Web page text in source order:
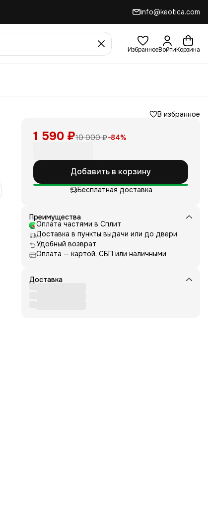
info@keotica.com
ИзбранноеВойтиКорзина
В избранное
1 590 ₽10 000 ₽−84%
Добавить в корзину
Бесплатная доставка
Преимущества
Оплата частями в Сплит
Доставка в пункты выдачи или до двери
Удобный возврат
Оплата — картой, СБП или наличными
Доставка